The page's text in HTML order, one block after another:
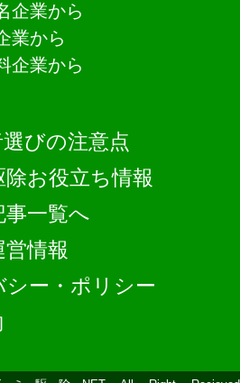
企業から
業から
企業から
びの注意点
お役立ち情報
一覧へ
情報
シー・ポリシー